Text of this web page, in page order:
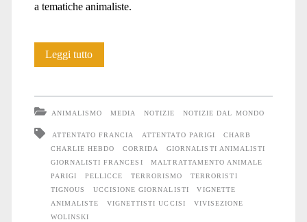
a tematiche animaliste.
Leggi tuttoCharlie
ANIMALISMO MEDIA NOTIZIE NOTIZIE DAL MONDO
ATTENTATO FRANCIA ATTENTATO PARIGI
CHARB
CHARLIE HEBDO
CORRIDA
GIORNALISTI ANIMALISTI
GIORNALISTI FRANCESI
MALTRATTAMENTO ANIMALE
PARIGI
PELLICCE TERRORISMO
TERRORISTI
TIGNOUS
UCCISIONE GIORNALISTI
VIGNETTE
ANIMALISTE
VIGNETTISTI UCCISI
VIVISEZIONE
WOLINSKI